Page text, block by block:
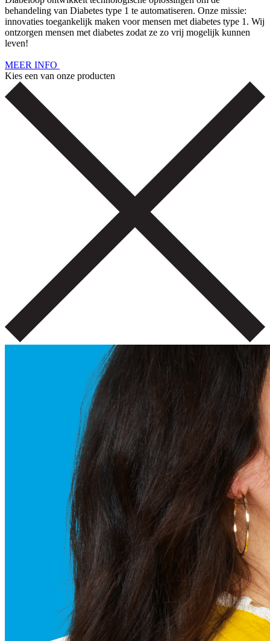
behandeling van Diabetes type 1 te automatiseren. Onze missie:
innovaties toegankelijk maken voor mensen met diabetes type 1. Wij
ontzorgen mensen met diabetes zodat ze zo vrij mogelijk kunnen
leven!
MEER INFO
Kies een van onze producten